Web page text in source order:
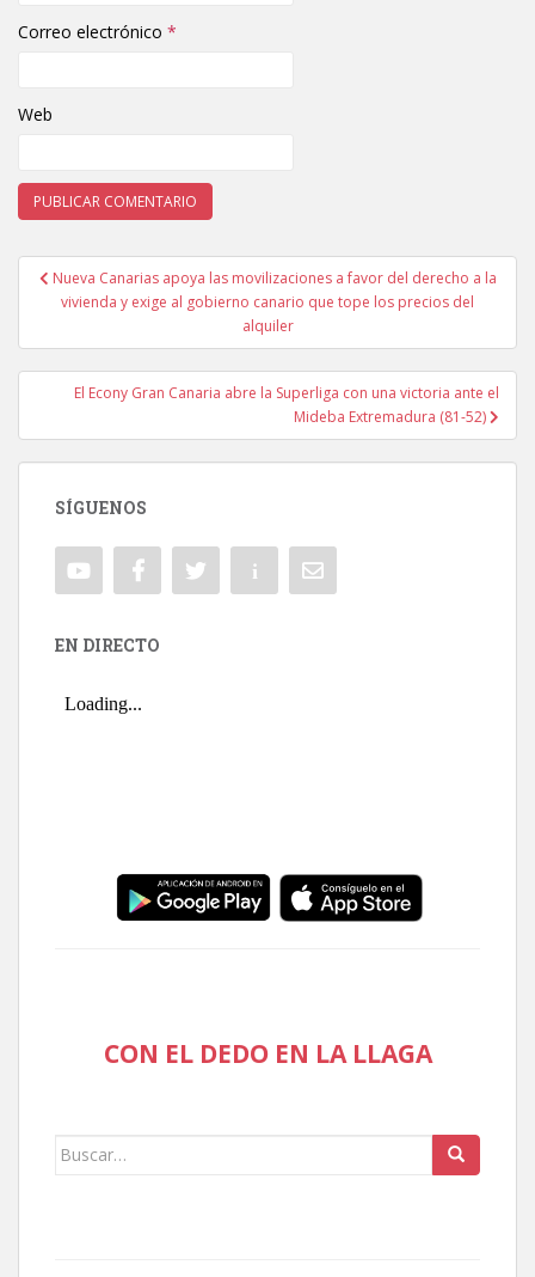
Correo electrónico *
Web
Navegación de entradas
Nueva Canarias apoya las movilizaciones a favor del derecho a la
vivienda y exige al gobierno canario que tope los precios del
alquiler
El Econy Gran Canaria abre la Superliga con una victoria ante el
Mideba Extremadura (81-52)
SÍGUENOS
EN DIRECTO
CON EL DEDO EN LA LLAGA
Buscar: